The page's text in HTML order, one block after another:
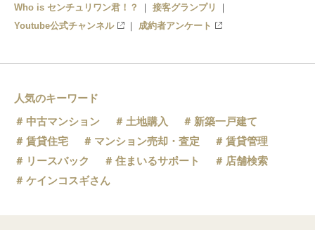
Who is センチュリワン君！？
接客グランプリ
Youtube公式チャンネル
成約者アンケート
人気のキーワード
中古マンション
土地購入
新築一戸建て
賃貸住宅
マンション売却・査定
賃貸管理
リースバック
住まいるサポート
店舗検索
ケインコスギさん